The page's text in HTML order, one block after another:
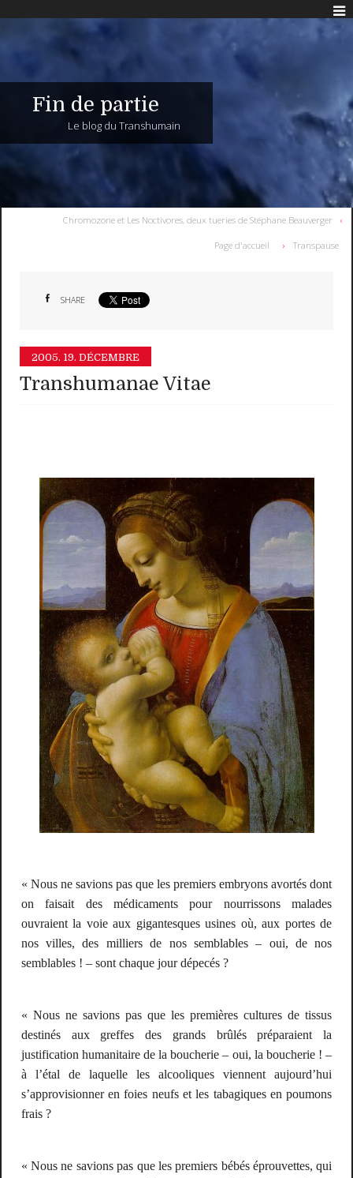
Fin de partie
Le blog du Transhumain
Chromozone et Les Noctivores, deux tueries de Stéphane Beauverger
Page d'accueil Transpause
SHARE
2005. 19. DÉCEMBRE
Transhumanae Vitae
« Nous ne savions pasque les premiers embryons avortés dont
on faisait des médicaments pour nourrissons malades
ouvraient la voie aux gigantesques usines où, aux portes de
nos villes, des milliers de nos semblables – oui, de nos
semblables ! – sont chaque jour dépecés ?
« Nous ne savions pasque les premières cultures de tissus
destinés aux greffes des grands brûlés préparaient la
justification humanitaire de la boucherie – oui, la boucherie ! –
à l’étal de laquelle les alcooliques viennent aujourd’hui
s’approvisionner en foies neufs et les tabagiques en poumons
frais ?
«Nous ne savions pas que les premiers bébés éprouvettes, qui